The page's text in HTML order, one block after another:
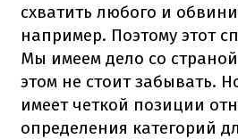
схватить любого и
например. Поэтому этот
Мы имеем дело со
этом не стоит забывать.
имеет четкой позиции
определения категорий